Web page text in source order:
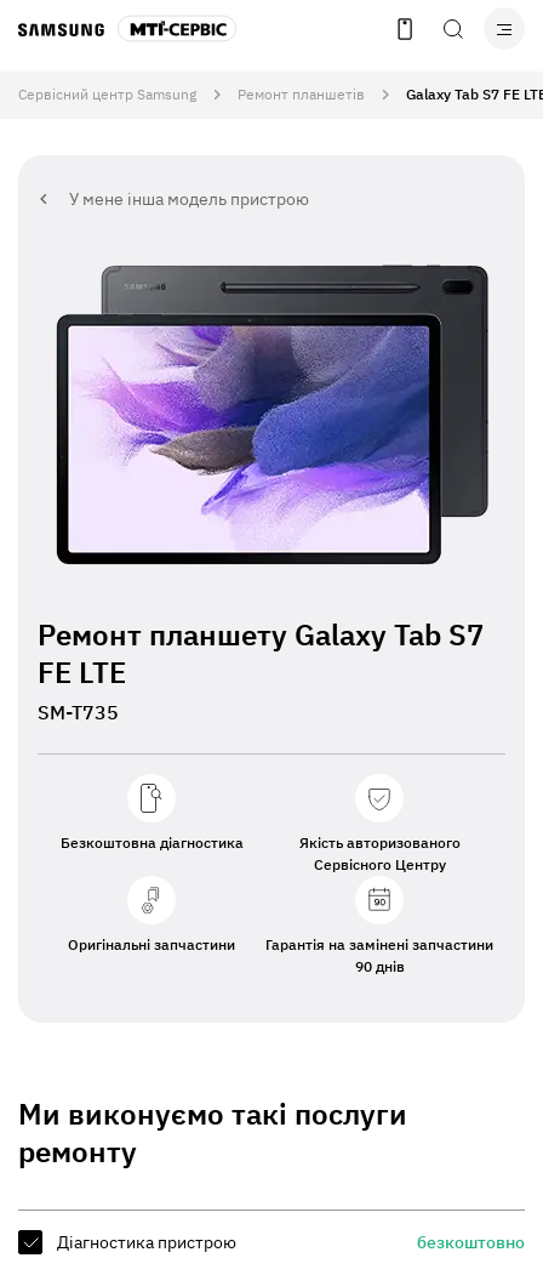
Сервісний центр Samsung Ремонт планшетів Galaxy Tab S7 FE
У мене інша модель пристрою
Ремонт планшету Galaxy Tab S7
FE LTE
SM-T735
Безкоштовна діагностика
Якість авторизованого
Сервісного Центру
Оригінальні запчастини
Гарантія на замінені запчастини
90 днів
Ми виконуємо такі послуги
ремонту
Діагностика пристрою безкоштовно